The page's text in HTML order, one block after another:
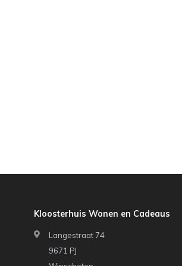
Kloosterhuis Wonen en Cadeaus
Langestraat 74
9671 PJ